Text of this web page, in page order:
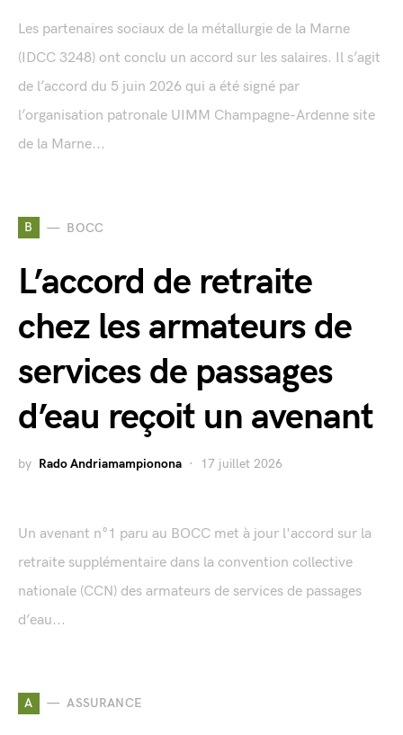
Les partenaires sociaux de la métallurgie de la Marne
(IDCC 3248) ont conclu un accord sur les salaires. Il s’agit
de l’accord du 5 juin 2026 qui a été signé par
l’organisation patronale UIMM Champagne-Ardenne site
de la Marne...
B BOCC
L’accord de retraite
chez les armateurs de
services de passages
d’eau reçoit un avenant
by Rado Andriamampionona 17 juillet 2026
Un avenant n°1 paru au BOCC met à jour l'accord sur la
retraite supplémentaire dans la convention collective
nationale (CCN) des armateurs de services de passages
d’eau...
A ASSURANCE